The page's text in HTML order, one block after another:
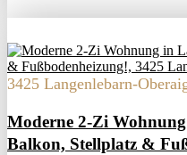
3425 Langenlebarn-
Moderne 2-Zi
Balkon, Stellplatz &